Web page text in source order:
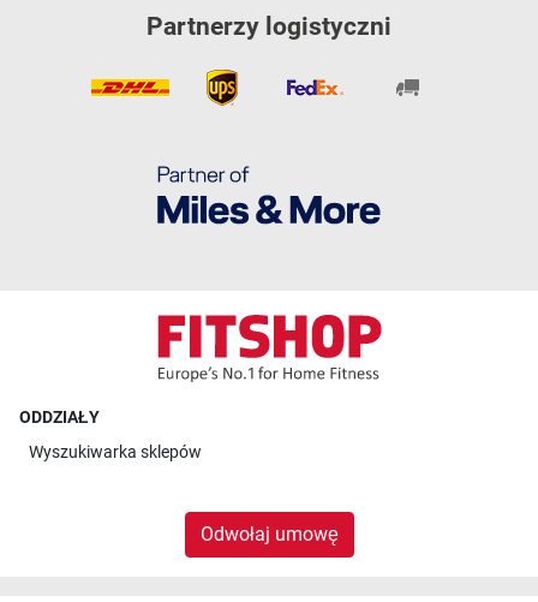
Partnerzy logistyczni
ODDZIAŁY
Wyszukiwarka sklepów
Odwołaj umowę